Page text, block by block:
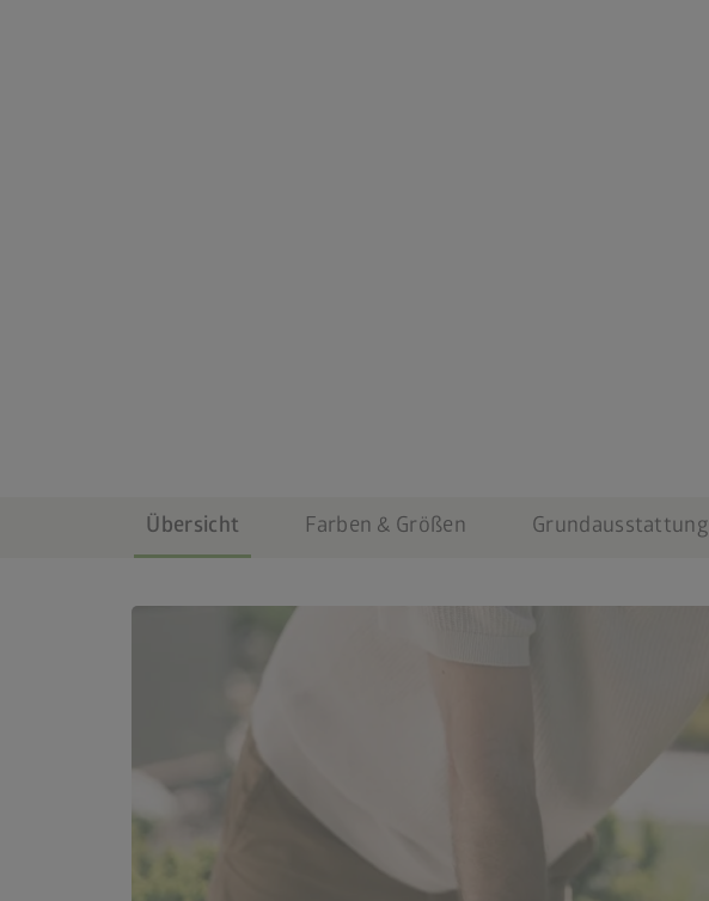
Übersicht Farben & Größen Grundausstattung